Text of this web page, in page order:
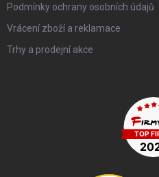
Podmínky ochrany osobních údajů
Vrácení zboží a reklamace
Trhy a prodejní akce